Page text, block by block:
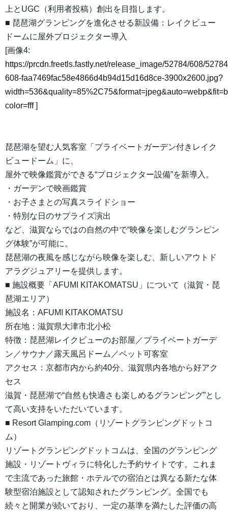
上とUGC（利用者投稿）創出を目指します。
■ 琵琶湖グランピングを進化させる新設備：レイクビュー
ドームに屋外プロジェクター導入
[画像4:
https://prcdn.freetls.fastly.net/release_image/52784/608/
608-faa7469fac58e4866d4b94d15d16d8ce-3900x2600.jpg?
color=fff]
琵琶湖を望む人気客室「プライベートガーデン付きレイク
ビュードーム」に、
屋外で映像鑑賞ができる“プロジェクター設備”を新導入。
・ガーデンで映画鑑賞
・お子さまとの写真スライドショー
・特別な日のサプライズ演出
など、滋賀ならではの自然の中で“映像を楽しむグランピン
グ体験”が可能に。
琵琶湖の夜風を感じながら映像を楽しむ、新しいアウトド
アラグジュアリーを提供します。
■ 施設概要「AFUMI KITAKOMATSU」について（滋賀・琵
琶湖エリア）
施設名：AFUMI KITAKOMATSU
所在地：滋賀県大津市北小松
特徴：琵琶湖レイクビューのお部屋／プライベートガーデ
ン／サウナ／露天風呂ドーム／ペット可客室
アクセス：京都市内から約40分、滋賀県内各地から好アク
セス
滋賀・琵琶湖で“自然も快適さも楽しめるグランピング”とし
て高い支持をいただいています。
■ Resort Glamping.com（リゾートグランピングドットコ
ム）
リゾートグランピングドットコムは、全国のグランピング
施設・リゾートヴィラに特化した予約サイトです。これま
で主流であった旅館・ホテルでの宿泊とは異なる新たな体
験型宿泊施設として認知されたグランピング。全国でも
続々と開業が続いており、一定の基準を満たした評価の高